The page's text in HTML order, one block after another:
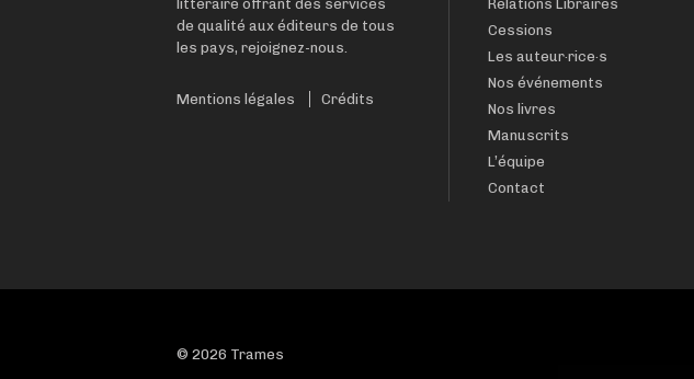
littéraire offrant des services
de qualité aux éditeurs de tous
les pays, rejoignez-nous.
Mentions légales Crédits
Relations Libraires
Cessions
Les auteur·rice·s
Nos événements
Nos livres
Manuscrits
L’équipe
Contact
© 2026 Trames